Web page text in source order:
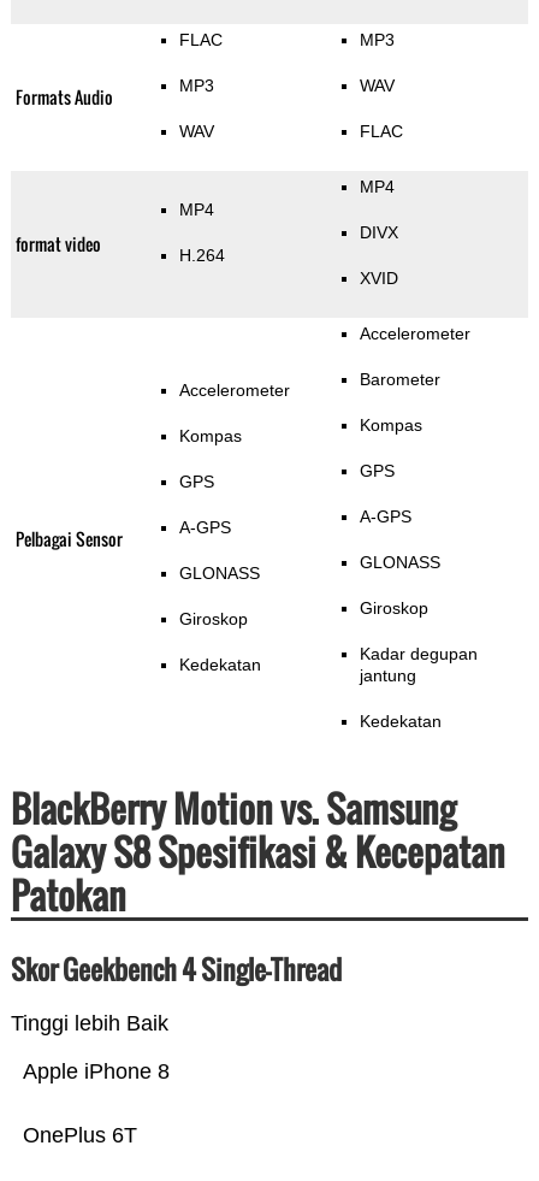
Formats Audio
FLAC
MP3
WAV
MP3
WAV
FLAC
format video
MP4
H.264
MP4
DIVX
XVID
Pelbagai Sensor
Accelerometer
Kompas
GPS
A-GPS
GLONASS
Giroskop
Kedekatan
Accelerometer
Barometer
Kompas
GPS
A-GPS
GLONASS
Giroskop
Kadar degupan
jantung
Kedekatan
BlackBerry Motion vs. Samsung
Galaxy S8 Spesifikasi & Kecepatan
Patokan
Skor Geekbench 4 Single-Thread
Tinggi lebih Baik
OnePlus 6T
Apple iPhone 8